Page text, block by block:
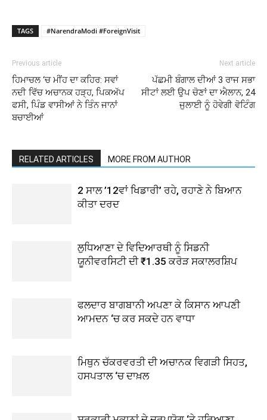
TAGS #NarendraModi #ForeignVisit
Previous article
ਹਿਮਾਚਲ ‘ਚ ਮੀਂਹ ਦਾ ਕਹਿਰ: ਸਵਾਂ
ਨਦੀ ਵਿੱਚ ਅਚਾਨਕ ਹੜ੍ਹ, ਪਿਕਅੱਪ
ਫਸੀ, ਪਿੰਡ ਵਾਸੀਆਂ ਨੇ ਤਿੰਨ ਜਾਨਾਂ
ਬਚਾਈਆਂ
Next article
ਪੱਛਮੀ ਬੰਗਾਲ ਦੀਆਂ 3 ਰਾਜ ਸਭਾ
ਸੀਟਾਂ ਲਈ ਉਪ ਚੋਣਾਂ ਦਾ ਐਲਾਨ, 24
ਜੁਲਾਈ ਨੂੰ ਹੋਵੇਗੀ ਵੋਟਿੰਗ
RELATED ARTICLES MORE FROM AUTHOR
2 ਸਾਲ ’12ਵਾਂ ਖਿਡਾਰੀ’ ਰਹੇ, ਰਹਾਣੇ ਨੇ ਬਿਆਨ
ਕੀਤਾ ਦਰਦ
ਲੁਧਿਆਣਾ ਦੇ ਵਿਦਿਆਰਥੀ ਨੂੰ ਸਿਡਨੀ
ਯੂਨੀਵਰਸਿਟੀ ਦੀ ₹1.35 ਕਰੋੜ ਸਕਾਲਰਸ਼ਿਪ
ਫਲਦਾਰ ਬਾਗਬਾਨੀ ਅਪਣਾ ਕੇ ਕਿਸਾਨ ਆਪਣੀ
ਆਮਦਨ ‘ਚ ਕਰ ਸਕਦੇ ਹਨ ਵਾਧਾ
ਮਿਥੁਨ ਚੱਕਰਵਰਤੀ ਦੀ ਅਚਾਨਕ ਵਿਗੜੀ ਸਿਹਤ,
ਹਸਪਤਾਲ ‘ਚ ਦਾਖ਼ਲ